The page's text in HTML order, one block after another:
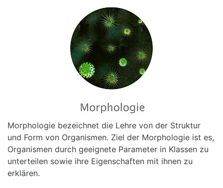
Morphologie bezeichnet die Lehre von der Struktur
und Form von Organismen. Ziel der Morphologie ist es,
Organismen durch geeignete Parameter in Klassen zu
unterteilen sowie ihre Eigenschaften mit ihnen zu
erklären.